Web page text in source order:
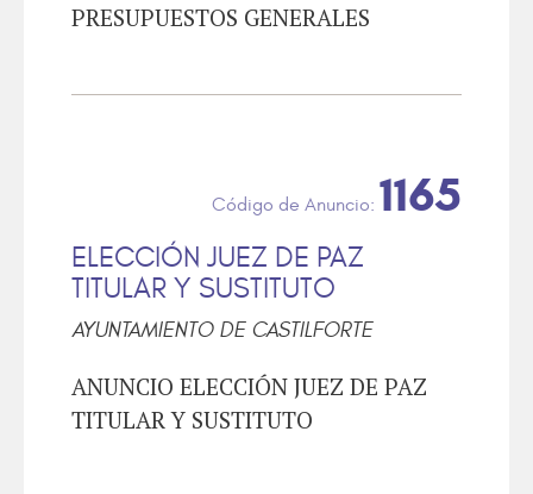
PRESUPUESTOS GENERALES
ELECCIÓN JUEZ DE PAZ
TITULAR Y SUSTITUTO
AYUNTAMIENTO DE CASTILFORTE
1165
ANUNCIO ELECCIÓN JUEZ DE PAZ
TITULAR Y SUSTITUTO